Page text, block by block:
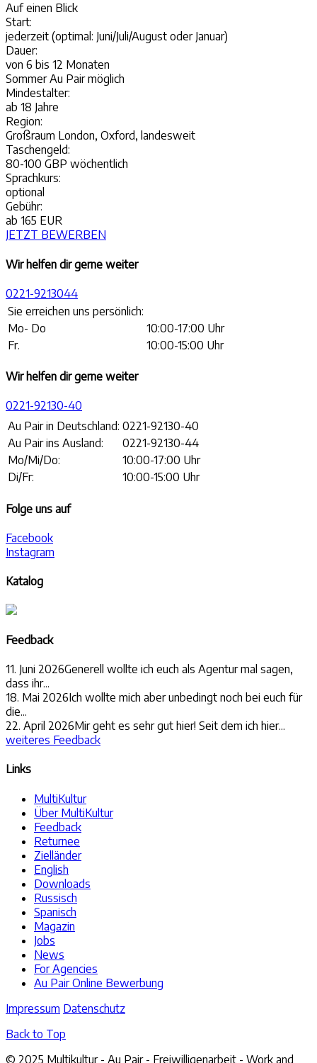
Auf einen Blick
Start:
jederzeit (optimal: Juni/Juli/August oder Januar)
Dauer:
von 6 bis 12 Monaten
Sommer Au Pair möglich
Mindestalter:
ab 18 Jahre
Region:
Großraum London, Oxford, landesweit
Taschengeld:
80-100 GBP wöchentlich
Sprachkurs:
optional
Gebühr:
ab 165 EUR
JETZT BEWERBEN
Wir helfen dir gerne weiter
0221-9213044
Sie erreichen uns persönlich:
Mo- Do
10:00-17:00 Uhr
Fr.
10:00-15:00 Uhr
Wir helfen dir gerne weiter
0221-92130-40
Au Pair in Deutschland: 0221-92130-40
Au Pair ins Ausland:
0221-92130-44
Mo/Mi/Do:
10:00-17:00 Uhr
Di/Fr:
10:00-15:00 Uhr
Folge uns auf
Facebook
Instagram
Katalog
Feedback
11. Juni 2026Generell wollte ich euch als Agentur mal sagen,
dass ihr...
18. Mai 2026Ich wollte mich aber unbedingt noch bei euch für
die...
22. April 2026Mir geht es sehr gut hier! Seit dem ich hier...
weiteres Feedback
Links
MultiKultur
Über MultiKultur
Feedback
Returnee
Zielländer
English
Downloads
Russisch
Spanisch
Magazin
Jobs
News
For Agencies
Au Pair Online Bewerbung
Impressum Datenschutz
Back to Top
© 2025 Multikultur - Au Pair - Freiwilligenarbeit - Work and